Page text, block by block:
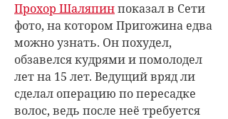
Прохор Шаляпинпоказал в Сети
фото, на котором Пригожина едва
можно узнать. Он похудел,
обзавелся кудрями и помолодел
лет на 15 лет. Ведущий вряд ли
сделал операцию по пересадке
волос, ведь после неё требуется